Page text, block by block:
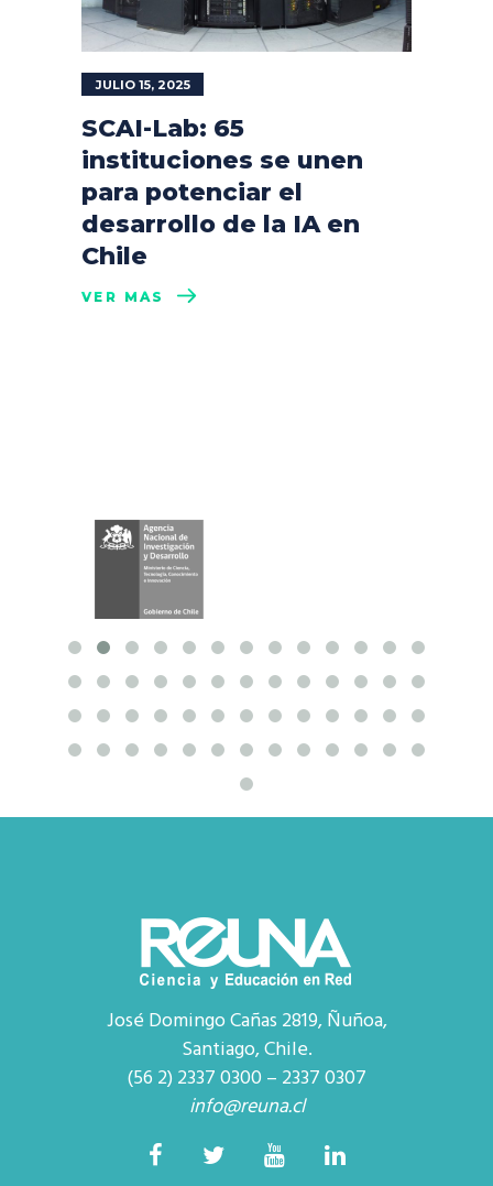
JULIO 15, 2025
SCAI-Lab: 65
instituciones se unen
para potenciar el
desarrollo de la IA en
Chile
VER MÁS
José Domingo Cañas 2819, Ñuñoa,
Santiago, Chile.
(56 2) 2337 0300 – 2337 0307
info@reuna.cl